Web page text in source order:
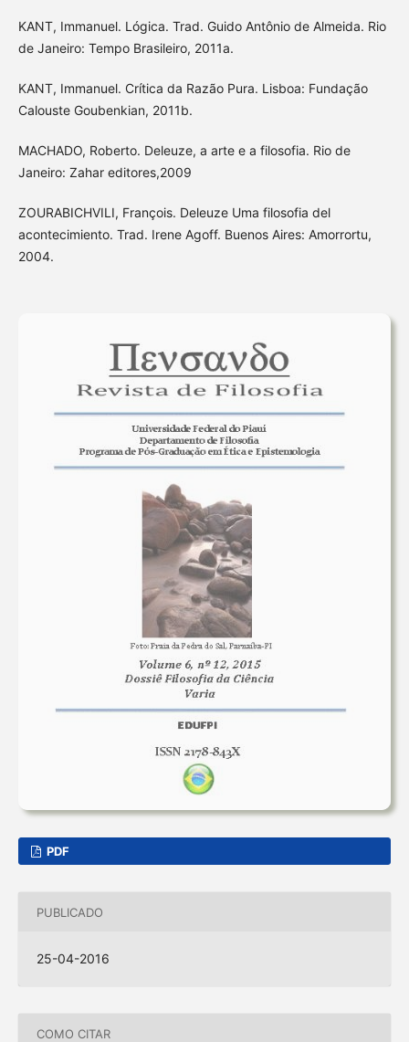
KANT, Immanuel. Lógica. Trad. Guido Antônio de Almeida. Rio
de Janeiro: Tempo Brasileiro, 2011a.
KANT, Immanuel. Crítica da Razão Pura. Lisboa: Fundação
Calouste Goubenkian, 2011b.
MACHADO, Roberto. Deleuze, a arte e a filosofia. Rio de
Janeiro: Zahar editores,2009
ZOURABICHVILI, François. Deleuze Uma filosofia del
acontecimiento. Trad. Irene Agoff. Buenos Aires: Amorrortu,
2004.
PDF
PUBLICADO
25-04-2016
COMO CITAR